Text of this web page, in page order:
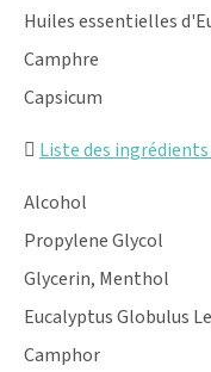
Huiles essentielles
Camphre
Capsicum
Liste des ingrédients
Alcohol
Propylene Glycol
Glycerin, Menthol
Eucalyptus Globulus
Camphor